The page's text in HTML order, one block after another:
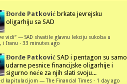
Đorđe Patković brkate jevrejsku
oligarhiju sa SAD
vidi“ — SAD shvatile glavnu lekciju sukoba u
i Iranu · 33 minutes ago
Đorđe Patković SAD i pentagon su samo
udarne pesnice financijske oligarhije i
sigurno neće za njih slati svoju...
kapitulacijom — The Financial Times· 1 day ago